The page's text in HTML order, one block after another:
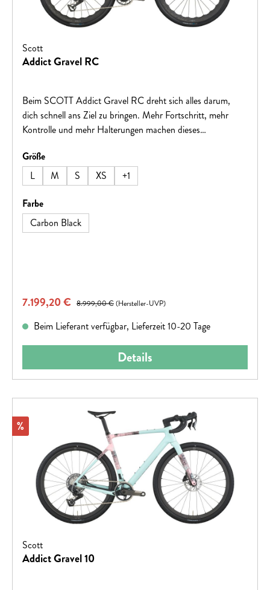
Scott
Addict Gravel RC
Beim SCOTT Addict Gravel RC dreht sich alles darum,
dich schnell ans Ziel zu bringen. Mehr Fortschritt, mehr
Kontrolle und mehr Halterungen machen dieses
Natur, wo auch immer das sein mag.Hinweis:
Fahrradspezifikationen können ohne vorherige Ankündigung
geändert werden.
Größeauswählen
L
M S XS +1
Farbeauswählen
Carbon Black
Verkaufspreis:
7.199,20 € Regulärer Preis:
8.999,00 €(Hersteller-UVP)
Beim Lieferant verfügbar, Lieferzeit 10-20 Tage
Details
Rabatt
%
Scott
Addict Gravel 10